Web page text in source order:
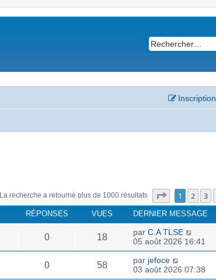
Inscription
La recherche a retourné plus de 1000 résultats Page sur20
1 2 3
RÉPONSES VUES DERNIER MESSAGE
0 18 par C.A TLSE
05 août 2026 16:41
0 58 par jefoce
03 août 2026 07:38